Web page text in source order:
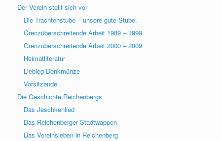
Der Verein stellt sich vor
Die Trachtenstube – unsere gute Stube.
Grenzüberschreitende Arbeit 1989 – 1999
Grenzüberschreitende Arbeit 2000 – 2009
Heimatliteratur
Liebieg Denkmünze
Vorsitzende
Die Geschichte Reichenbergs
Das Jeschkenlied
Das Reichenberger Stadtwappen
Das Vereinsleben in Reichenberg